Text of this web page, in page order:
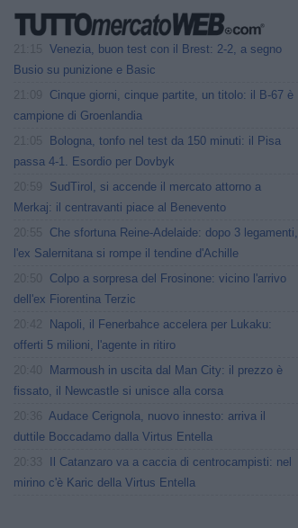
Venezia, buon test con il Brest: 2-2, a segno
Busio su punizione e Basic
Cinque giorni, cinque partite, un titolo: il B-67 è
campione di Groenlandia
Bologna, tonfo nel test da 150 minuti: il Pisa
passa 4-1. Esordio per Dovbyk
SudTirol, si accende il mercato attorno a
Merkaj: il centravanti piace al Benevento
Che sfortuna Reine-Adelaide: dopo 3 legamenti,
l'ex Salernitana si rompe il tendine d'Achille
Colpo a sorpresa del Frosinone: vicino l'arrivo
dell'ex Fiorentina Terzic
Napoli, il Fenerbahce accelera per Lukaku:
offerti 5 milioni, l'agente in ritiro
Marmoush in uscita dal Man City: il prezzo è
fissato, il Newcastle si unisce alla corsa
Audace Cerignola, nuovo innesto: arriva il
duttile Boccadamo dalla Virtus Entella
Il Catanzaro va a caccia di centrocampisti: nel
mirino c'è Karic della Virtus Entella